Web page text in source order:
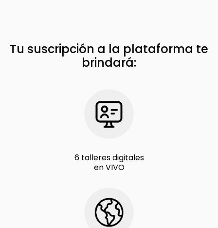
Tu suscripción a la plataforma te
brindará:
6 talleres digitales
en VIVO